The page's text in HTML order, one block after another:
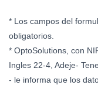
* Los campos del
obligatorios.
* OptoSolutions, con
Ingles 22-4, Adeje-
- le informa que los